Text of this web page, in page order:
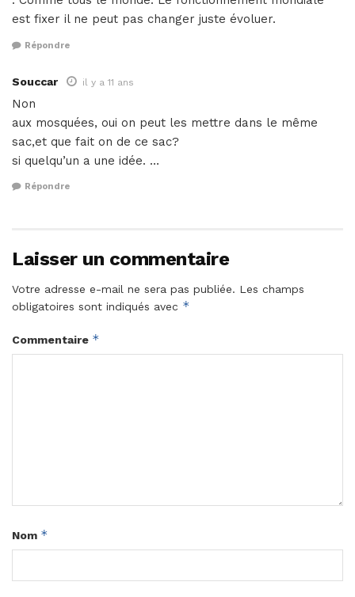
est fixer il ne peut pas changer juste évoluer.
Répondre
Souccar il y a 11 ans
Non
aux mosquées, oui on peut les mettre dans le même
sac,et que fait on de ce sac?
si quelqu’un a une idée. …
Répondre
Laisser un commentaire
Votre adresse e-mail ne sera pas publiée. Les champs
obligatoires sont indiqués avec *
Commentaire *
Nom *